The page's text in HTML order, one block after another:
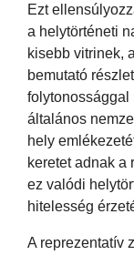
Ezt
a helytörténeti
kisebb vitrinek,
bemutató
folytonossággal
általános
hely
keretet adnak a
ez valódi
hitelesség
A reprezentatív